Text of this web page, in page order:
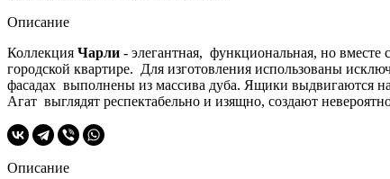
Описание
Коллекция Чарли - элегантная, функциональная, но
городской квартире. Для изготовления использованы
фасадах выполнены из массива дуба. Ящики выдвигаются
Агат выглядят респектабельно и изящно, создают
Описание